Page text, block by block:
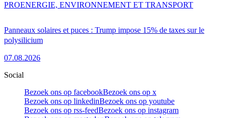
Panneaux solaires et puces : Trump impose 15% de taxes sur le
polysilicium
07.08.2026
PROENERGIE, ENVIRONNEMENT ET TRANSPORT
Social
Bezoek ons op facebookBezoek ons op x
Bezoek ons op linkedinBezoek ons op youtube
Bezoek ons op rss-feedBezoek ons op instagram